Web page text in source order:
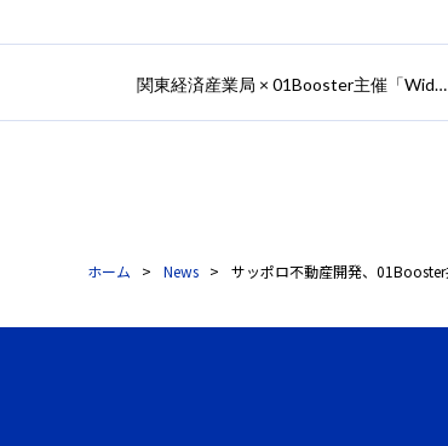
関東経済産業局 × 01Booster主催「Wide Ecosystem Accelerator - 広域連携アクセラレーター2020」キックオフ
ホーム News サッポロ不動産開発、01Booster